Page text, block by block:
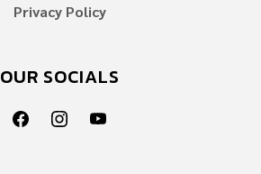
Privacy Policy
OUR SOCIALS